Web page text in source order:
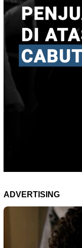
ADVERTISING